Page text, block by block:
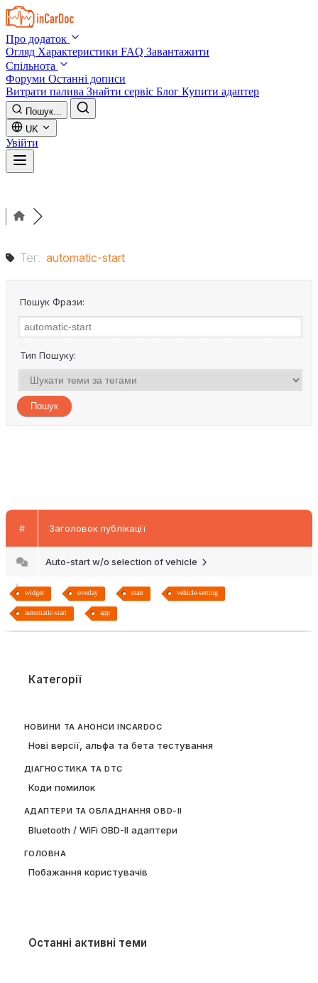
Skip to main content
Про додаток
Огляд Характеристики FAQ Завантажити
Спільнота
Форуми Останні дописи
Витрати палива Знайти сервіс Блог Купити адаптер
Пошук...
UK
Увійти
Тег: automatic-start
Пошук Фрази:
Тип Пошуку:
# Заголовок публікації
Auto-start w/o selection of vehicle
widget overlay start vehicle-setting
automatic-start app
Категорії
НОВИНИ ТА АНОНСИ INCARDOC
Нові версії, альфа та бета тестування
ДІАГНОСТИКА ТА DTC
Коди помилок
АДАПТЕРИ ТА ОБЛАДНАННЯ OBD-II
Bluetooth / WiFi OBD-II адаптери
ГОЛОВНА
Побажання користувачів
Останні активні теми